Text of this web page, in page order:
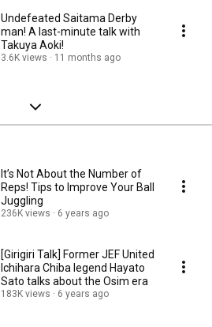
Undefeated Saitama Derby
man! A last-minute talk with
Takuya Aoki!
3.6K views 11 months ago
It’s Not About the Number of
Reps! Tips to Improve Your Ball
Juggling
236K views 6 years ago
[Girigiri Talk] Former JEF United
Ichihara Chiba legend Hayato
Sato talks about the Osim era
183K views 6 years ago